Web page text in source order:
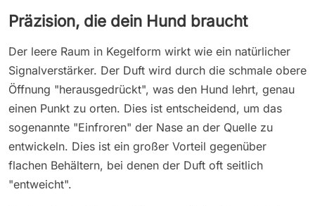
Präzision, die dein Hund braucht
Der leere Raum in Kegelform wirkt wie ein natürlicher
Signalverstärker. Der Duft wird durch die schmale obere
Öffnung "herausgedrückt", was den Hund lehrt, genau
einen Punkt zu orten. Dies ist entscheidend, um das
sogenannte "Einfroren" der Nase an der Quelle zu
entwickeln. Dies ist ein großer Vorteil gegenüber
flachen Behältern, bei denen der Duft oft seitlich
"entweicht".